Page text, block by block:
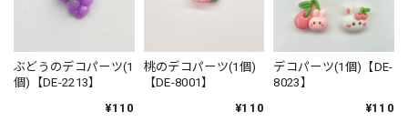
ぶどうのデコパーツ(1
個)【DE-2213】
¥110
桃のデコパーツ(1個)
【DE-8001】
¥110
デコパーツ(1個)【DE-
8023】
¥110